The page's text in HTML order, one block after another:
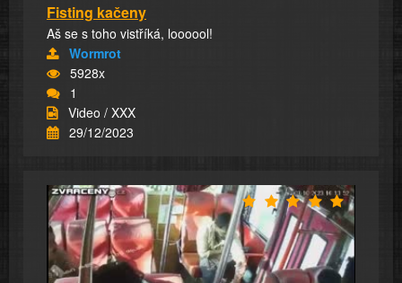
Fisting kačeny
Aš se s toho vistříká, loooool!
Wormrot
5928x
1
Video / XXX
29/12/2023